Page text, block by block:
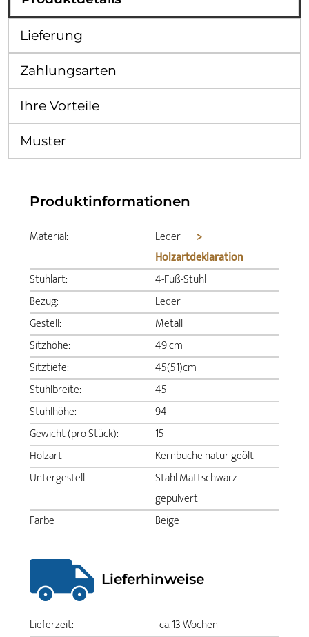
Lieferung
Zahlungsarten
Ihre Vorteile
Muster
Produktinformationen
Material: Leder
>
Holzartdeklaration
Stuhlart:
4-Fuß-Stuhl
Bezug:
Leder
Gestell:
Metall
Sitzhöhe:
49 cm
Sitztiefe:
45(51)cm
Stuhlbreite:
45
Stuhlhöhe:
94
Gewicht (pro Stück):
15
Holzart
Kernbuche natur geölt
Untergestell
Stahl Mattschwarz
gepulvert
Farbe
Beige
Lieferhinweise
Lieferzeit:
ca. 13 Wochen